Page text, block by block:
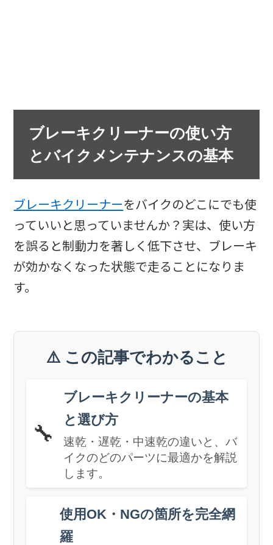
ブレーキクリーナーの使い方
とバイクメンテナンスの基本
ブレーキクリーナーをバイクのどこにでも使
っていいと思っていませんか？実は、使い方
を誤ると制動力を著しく低下させ、ブレーキ
が効かなくなった状態で走ることになりま
す。
⚠️ この記事でわかること
🔧
ブレーキクリーナーの基本
と選び方
速乾・遅乾・中速乾の違いと、バ
イクのどのパーツに最適かを解説
します。
使用OK・NGの箇所を完全網
羅